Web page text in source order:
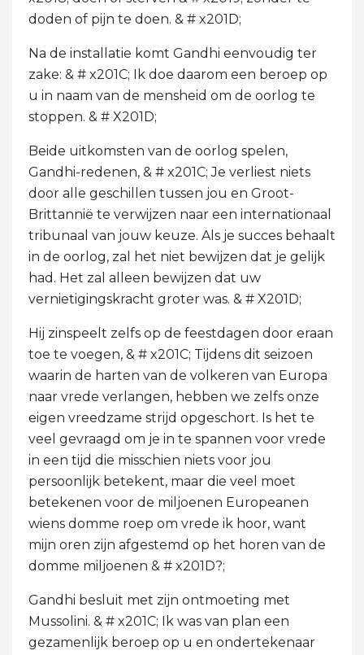
doden of pijn te doen. & # x201D;
Na de installatie komt Gandhi eenvoudig ter
zake: & # x201C; Ik doe daarom een ​​beroep op
u in naam van de mensheid om de oorlog te
stoppen. & # X201D;
Beide uitkomsten van de oorlog spelen,
Gandhi-redenen, & # x201C; Je verliest niets
door alle geschillen tussen jou en Groot-
Brittannië te verwijzen naar een internationaal
tribunaal van jouw keuze. Als je succes behaalt
in de oorlog, zal het niet bewijzen dat je gelijk
had. Het zal alleen bewijzen dat uw
vernietigingskracht groter was. & # X201D;
Hij zinspeelt zelfs op de feestdagen door eraan
toe te voegen, & # x201C; Tijdens dit seizoen
waarin de harten van de volkeren van Europa
naar vrede verlangen, hebben we zelfs onze
eigen vreedzame strijd opgeschort. Is het te
veel gevraagd om je in te spannen voor vrede
in een tijd die misschien niets voor jou
persoonlijk betekent, maar die veel moet
betekenen voor de miljoenen Europeanen
wiens domme roep om vrede ik hoor, want
mijn oren zijn afgestemd op het horen van de
domme miljoenen & # x201D?;
Gandhi besluit met zijn ontmoeting met
Mussolini. & # x201C; Ik was van plan een
gezamenlijk beroep op u en ondertekenaar